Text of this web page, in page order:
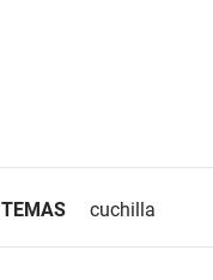
TEMAS cuchilla